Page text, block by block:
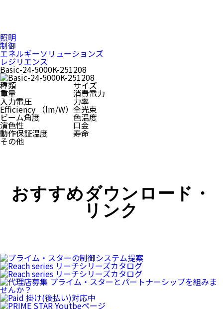
照明
制御
エネルギーソリューションズ
レジリエンス
Basic-24-5000K-251208
種類
サイズ
重量 消費電力
入力電圧 力率
Efficiency （lm/W） 全光束
ビーム角度 色温度
演色性 口金
動作保証温度 寿命
その他
おすすめダウンロード・
リンク